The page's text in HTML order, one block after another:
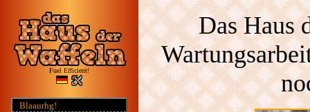
Fuel Efficient!
Blaaurhg!
Das Haus